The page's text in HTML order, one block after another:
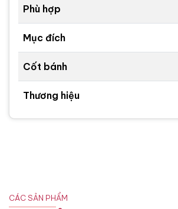
Phù hợp
Mục đích
Cốt bánh
Thương hiệu
CÁC SẢN PHẨM